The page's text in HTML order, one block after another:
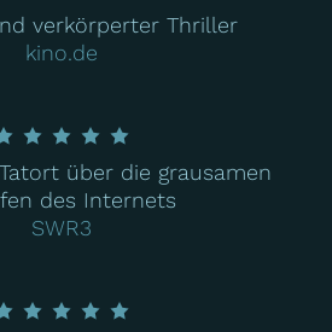
verkörperter Thriller
kino.de
über die grausamen
des Internets
SWR3